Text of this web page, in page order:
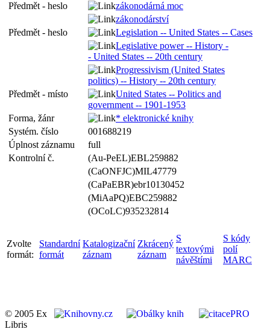
Předmět - heslo
zákonodárná moc
zákonodárství
Předmět - heslo
Legislation -- United States -- Cases
Legislative power -- History -
- United States -- 20th century
Progressivism (United States
politics) -- History -- 20th century
Předmět - místo
United States -- Politics and
government -- 1901-1953
Forma, žánr
* elektronické knihy
Systém. číslo
001688219
Úplnost záznamu
full
Kontrolní č.
(Au-PeEL)EBL259882
(CaONFJC)MIL47779
(CaPaEBR)ebr10130452
(MiAaPQ)EBC259882
(OCoLC)935232814
Zvolte
formát:
Standardní
formát
Katalogizační
záznam
Zkrácený
záznam
S
textovými
návěštími
S kódy
polí
MARC
© 2005 Ex
Libris